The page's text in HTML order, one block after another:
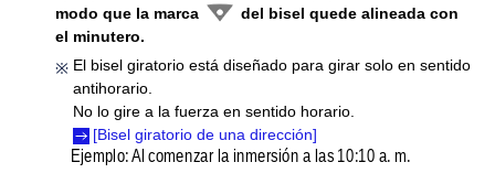
modo que la marca
del bisel quede alineada con
el minutero.
El bisel giratorio está diseñado para girar solo en sentido
antihorario.
No lo gire a la fuerza en sentido horario.
[Bisel giratorio de una dirección]
Ejemplo: Al comenzar la inmersión a las 10:10 a. m.